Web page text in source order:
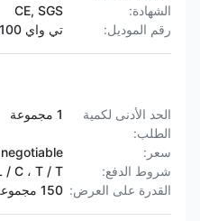
الشهادة:
CE, SGS
رقم الموديل:
تي واي 100
الحد الأدنى لكمية
الطلب:
1 مجموعة
negotiable
شروط الدفع:
L / C ، T / T ، ويسترن يونيون
القدرة على العرض:
150 مجموعة شهريا